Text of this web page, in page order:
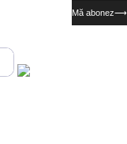
Mă abonez⟶